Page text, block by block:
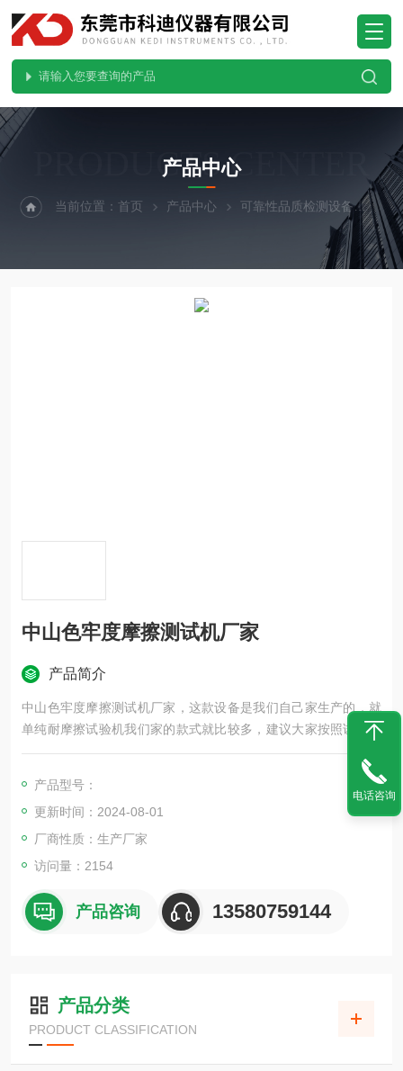
PRODUCTS CENTER
产品中心
当前位置：首页 产品中心 可靠性品质检测设备 耐
中山色牢度摩擦测试机厂家
产品简介
中山色牢度摩擦测试机厂家，这款设备是我们自己家生产的，就
单纯耐摩擦试验机我们家的款式就比较多，建议大家按照试验需
求进行采购。
产品型号：
更新时间：2024-08-01
厂商性质：生产厂家
访问量：2154
产品咨询 13580759144
产品分类
PRODUCT CLASSIFICATION
电话咨询